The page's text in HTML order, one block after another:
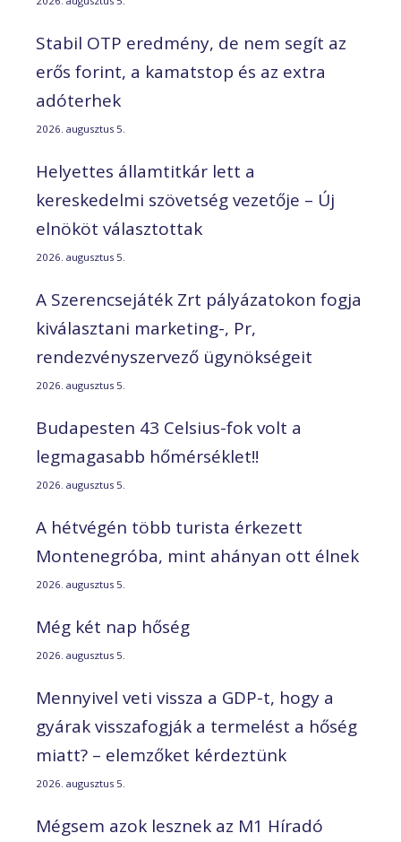
Stabil OTP eredmény, de nem segít az
erős forint, a kamatstop és az extra
adóterhek
2026. augusztus 5.
Helyettes államtitkár lett a
kereskedelmi szövetség vezetője – Új
elnököt választottak
2026. augusztus 5.
A Szerencsejáték Zrt pályázatokon fogja
kiválasztani marketing-, Pr,
rendezvényszervező ügynökségeit
2026. augusztus 5.
Budapesten 43 Celsius-fok volt a
legmagasabb hőmérséklet!!
2026. augusztus 5.
A hétvégén több turista érkezett
Montenegróba, mint ahányan ott élnek
2026. augusztus 5.
Még két nap hőség
2026. augusztus 5.
Mennyivel veti vissza a GDP-t, hogy a
gyárak visszafogják a termelést a hőség
miatt? – elemzőket kérdeztünk
2026. augusztus 5.
Mégsem azok lesznek az M1 Híradó